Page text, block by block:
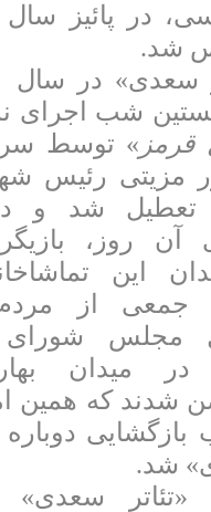
شد.
شب اجرای
» توسط
مزیتی رئیس
تعطیل شد و
آن روز،
این
جمعی از
مجلس
در میدان
شدند که همین
دوباره
شد.
«تئاتر سعدی»